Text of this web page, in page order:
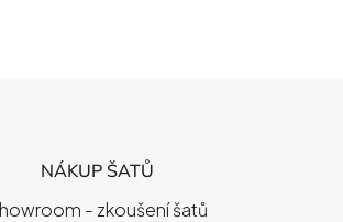
NÁKUP ŠATŮ
- zkoušení šatů